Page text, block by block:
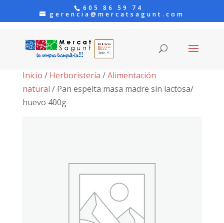
605 86 59 74
gerencia@mercatsagunt.com
Inicio / Herboristería /Alimentación
natural / Pan espelta masa madre sin lactosa/
huevo 400g